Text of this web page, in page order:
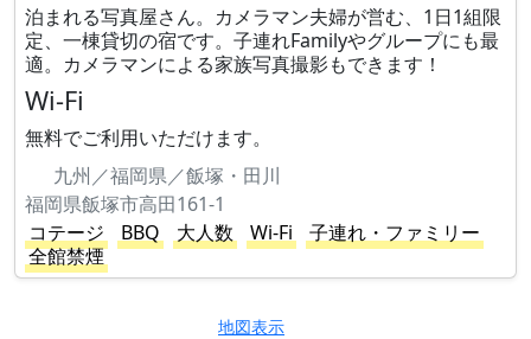
泊まれる写真屋さん。カメラマン夫婦が営む、1日1組限
定、一棟貸切の宿です。子連れFamilyやグループにも最
適。カメラマンによる家族写真撮影もできます！
Wi-Fi
無料でご利用いただけます。
九州／福岡県／飯塚・田川
福岡県飯塚市高田161-1
コテージ
BBQ 大人数 Wi-Fi
子連れ・ファミリー
全館禁煙
地図表示